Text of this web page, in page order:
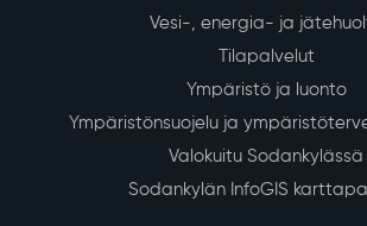
Vesi-, energia- ja
Tilapalvelut
Ympäristö ja luonto
Ympäristönsuojelu ja
Valokuitu Sodankylässä
Sodankylän InfoGIS